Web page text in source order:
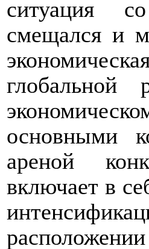
ситуация
смещался и
основными
ареной
включает в